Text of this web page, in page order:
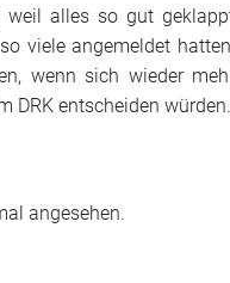
weil alles so gut
viele angemeldet
wenn sich wieder
DRK entscheiden würden.
angesehen.